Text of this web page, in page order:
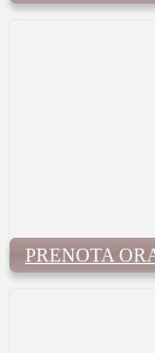
PRENOTA